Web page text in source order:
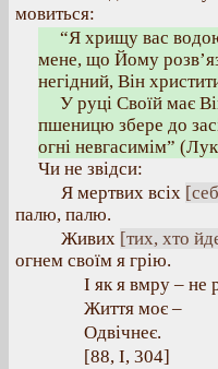
мовиться:
“Я хрищу вас
мене, що Йому
негідний, Він
У руці Своїй має
пшеницю збере до
огні невгасимім”
Чи не звідси:
Я мертвих всіх
палю, палю.
Живих [тих, хто
огнем своїм я грію.
І як я вмру – не
Життя моє –
Одвічнеє.
[88, І, 304]